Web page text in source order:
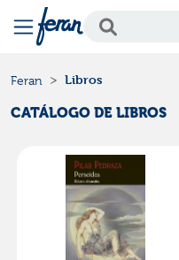
Feran Libros
CATÁLOGO DE LIBROS